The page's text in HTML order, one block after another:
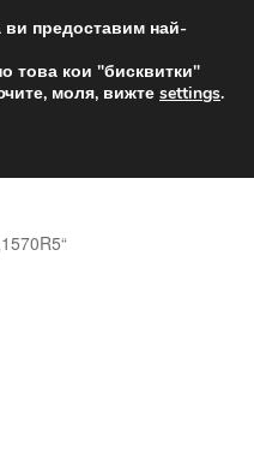
12 лв.
свят
ви предоставим най-
това кои "бисквитки"
моля, вижте settings.